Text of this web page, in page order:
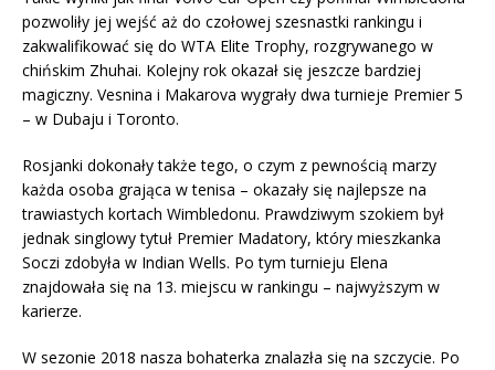
pozwoliły jej wejść aż do czołowej szesnastki rankingu i
zakwalifikować się do WTA Elite Trophy, rozgrywanego w
chińskim Zhuhai. Kolejny rok okazał się jeszcze bardziej
magiczny. Vesnina i Makarova wygrały dwa turnieje Premier 5
– w Dubaju i Toronto.
Rosjanki dokonały także tego, o czym z pewnością marzy
każda osoba grająca w tenisa – okazały się najlepsze na
trawiastych kortach Wimbledonu. Prawdziwym szokiem był
jednak singlowy tytuł Premier Madatory, który mieszkanka
Soczi zdobyła w Indian Wells. Po tym turnieju Elena
znajdowała się na 13. miejscu w rankingu – najwyższym w
karierze.
W sezonie 2018 nasza bohaterka znalazła się na szczycie. Po